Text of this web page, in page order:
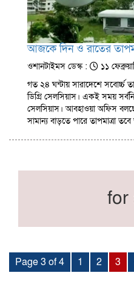
আজকে দিন ও রাতের
ওশানটাইমস ডেস্ক :
১১
গত ২৪ ঘন্টায় সারাদেশে সবোর্চ্চ
ডিগ্রি সেলসিয়াস। একই সময়
সেলসিয়াস। আবহাওয়া অফিস
সামান্য বাড়তে পারে তাপমাত্রা
for
Page 3 of 4 1 2 3